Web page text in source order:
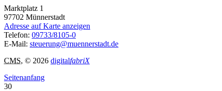
Marktplatz 1
97702 Münnerstadt
Adresse auf Karte anzeigen
Telefon: 09733/8105-0
E-Mail: steuerung@muennerstadt.de
CMS, © 2026 digitalfabriX
Seitenanfang
30